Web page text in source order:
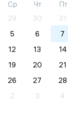
Ср Чт Пт
29 30 31
5 6 7
12 13 14
19 20 21
26 27 28
2 3 4